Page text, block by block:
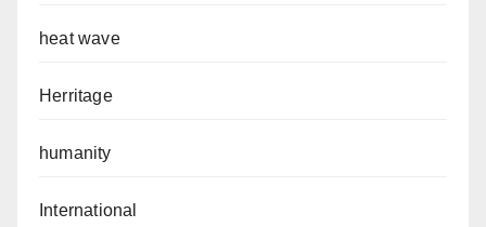
heat wave
Herritage
humanity
International